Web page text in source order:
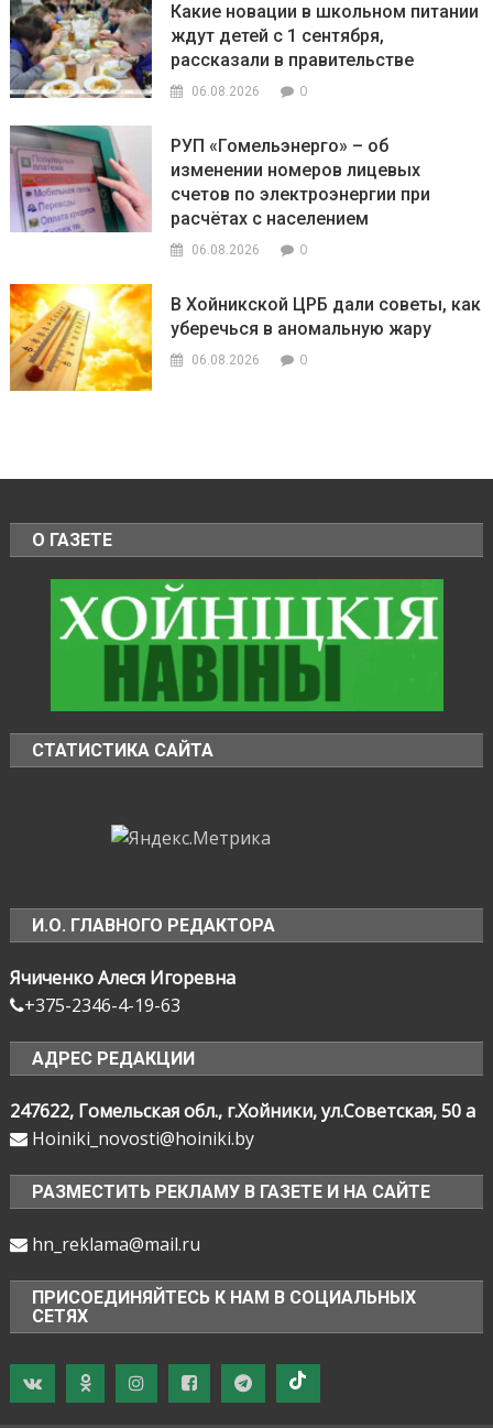
Какие новации в школьном питании
ждут детей с 1 сентября,
рассказали в правительстве
06.08.2026 0
РУП «Гомельэнерго» – об
изменении номеров лицевых
счетов по электроэнергии при
расчётах с населением
06.08.2026 0
В Хойникской ЦРБ дали советы, как
уберечься в аномальную жару
06.08.2026 0
О ГАЗЕТЕ
СТАТИСТИКА САЙТА
И.О. ГЛАВНОГО РЕДАКТОРА
Ячиченко Алеся Игоревна
+375-2346-4-19-63
АДРЕС РЕДАКЦИИ
247622, Гомельская обл., г.Хойники, ул.Советская, 50 а
Hoiniki_novosti@hoiniki.by
РАЗМЕСТИТЬ РЕКЛАМУ В ГАЗЕТЕ И НА САЙТЕ
hn_reklama@mail.ru
ПРИСОЕДИНЯЙТЕСЬ К НАМ В СОЦИАЛЬНЫХ
СЕТЯХ